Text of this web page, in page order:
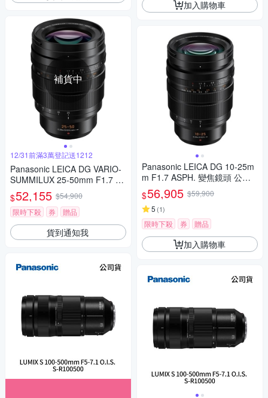
補貨中
12/31前滿3萬登記送1212
Panasonic LEICA DG VARIO-
SUMMILUX 25-50mm F1.7 AS
PH. 望遠變焦鏡頭 公司貨
$52,155 $54,900
限時下殺
券 贈品
貨到通知我
加入購物車
Panasonic LEICA DG 10-25m
m F1.7 ASPH. 變焦鏡頭 公司
貨
$56,905 $59,900
5 (1)
限時下殺 券 贈品
加入購物車